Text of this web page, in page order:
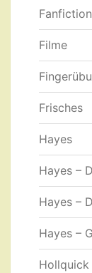
Fanfiction
Filme
Frisches
Hayes
Hayes –
Hayes –
Hayes –
Hollquick